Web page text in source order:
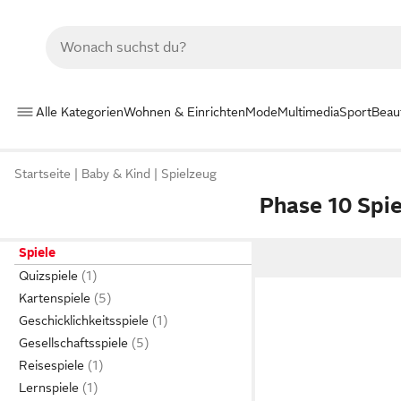
Alle KategorienWohnen & EinrichtenModeMultimediaSport
Startseite Baby & Kind Spielzeug
Phase 10
Spiele
Quizspiele
Kartenspiele
Geschicklichkeitsspiele
Gesellschaftsspiele
Reisespiele
Lernspiele